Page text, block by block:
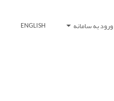
ورود به سامانه ENGLISH